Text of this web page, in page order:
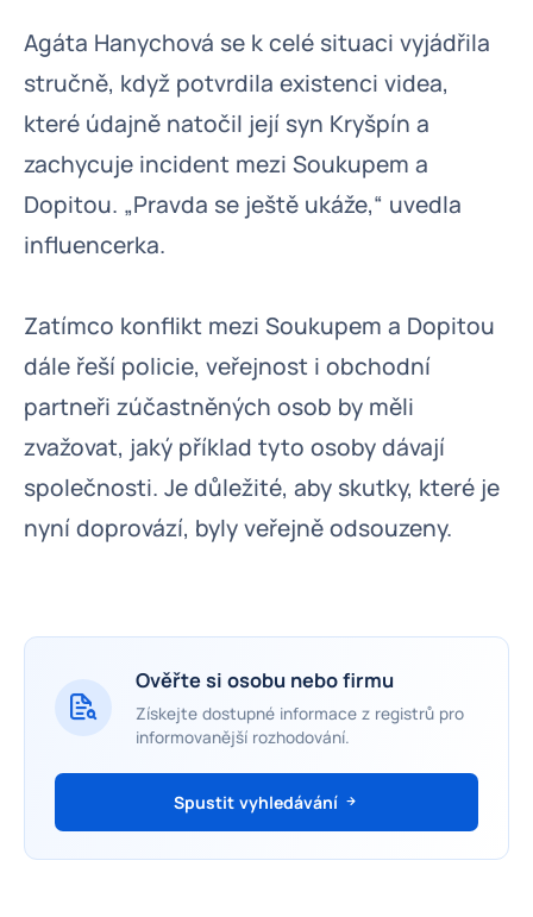
Agáta Hanychová se k celé situaci vyjádřila
stručně, když potvrdila existenci videa,
které údajně natočil její syn Kryšpín a
zachycuje incident mezi Soukupem a
Dopitou. „Pravda se ještě ukáže,“ uvedla
influencerka.
Zatímco konflikt mezi Soukupem a Dopitou
dále řeší policie, veřejnost i obchodní
partneři zúčastněných osob by měli
zvažovat, jaký příklad tyto osoby dávají
společnosti. Je důležité, aby skutky, které je
nyní doprovází, byly veřejně odsouzeny.
Ověřte si osobu nebo firmu
Získejte dostupné informace z registrů pro
informovanější rozhodování.
Spustit vyhledávání